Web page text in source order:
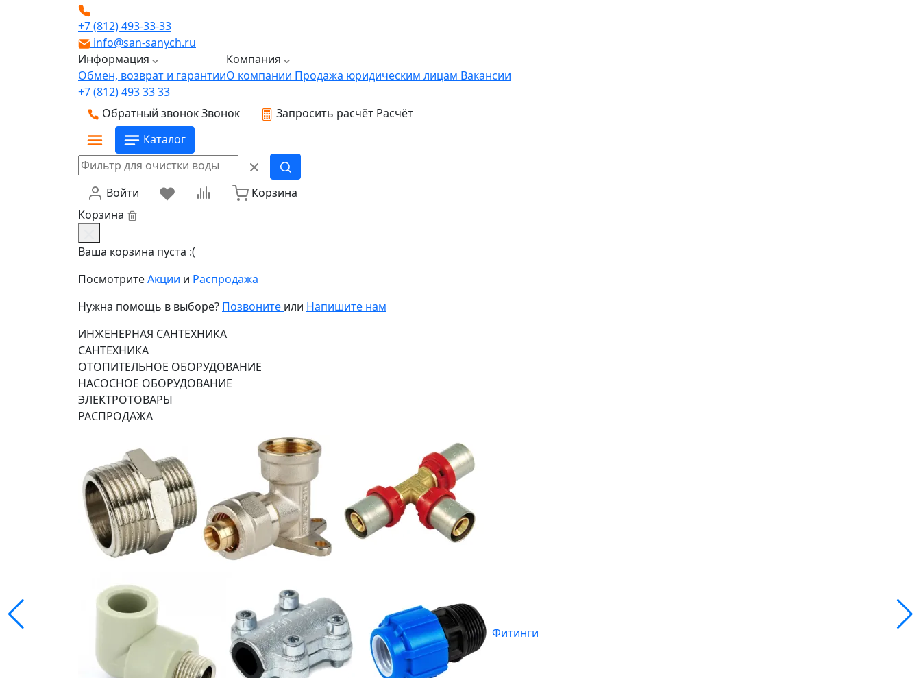
+7 (812) 493-33-33
info@san-sanych.ru
Информация
Обмен, возврат и гарантии
Компания
О компании Продажа юридическим лицам Вакансии
+7 (812) 493 33 33
Обратный звонокЗвонок Запросить расчёт Расчёт
Каталог
Войти
Корзина
Корзина
Ваша корзина пуста :(
ПосмотритеАкции и Распродажа
Нужна помощь в выборе? Позвоните или Напишите нам
ИНЖЕНЕРНАЯ САНТЕХНИКА
САНТЕХНИКА
ОТОПИТЕЛЬНОЕ ОБОРУДОВАНИЕ
НАСОСНОЕ ОБОРУДОВАНИЕ
ЭЛЕКТРОТОВАРЫ
РАСПРОДАЖА
Фитинги